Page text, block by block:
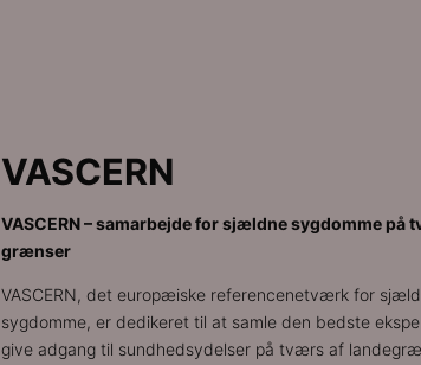
VASCERN
VASCERN – samarbejde for sjældne sygdomme
grænser
VASCERN, det europæiske referencenetværk for
sygdomme, er dedikeret til at samle den bedste
give adgang til sundhedsydelser på tværs af